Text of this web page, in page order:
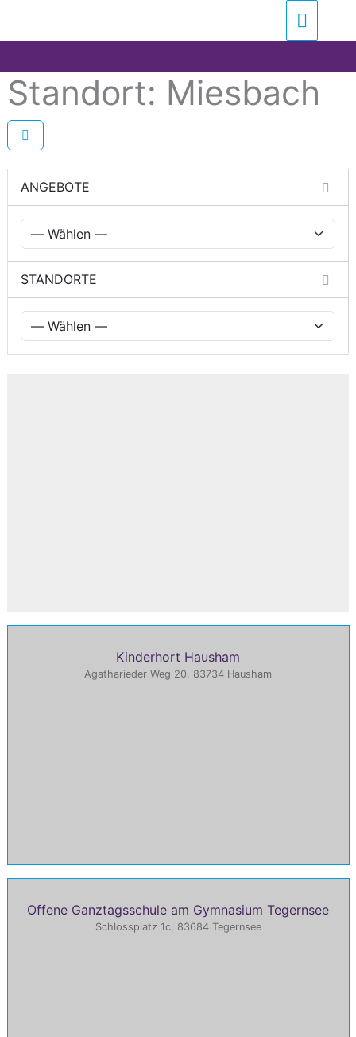
Standort: Miesbach
ANGEBOTE
STANDORTE
Kinderhort Hausham
Agatharieder Weg 20, 83734 Hausham
Offene Ganztagsschule am Gymnasium Tegernsee
Schlossplatz 1c, 83684 Tegernsee